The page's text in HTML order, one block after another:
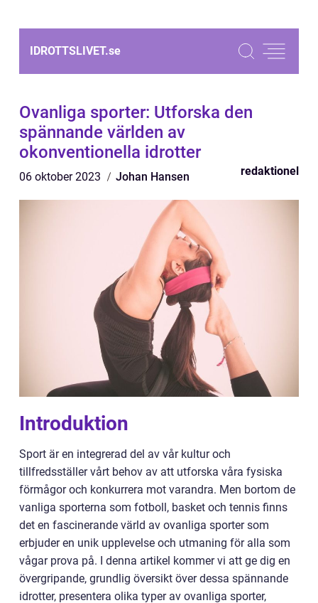
IDROTTSLIVET.se
Ovanliga sporter: Utforska den
spännande världen av
okonventionella idrotter
06 oktober 2023 Johan Hansen redaktionel
Introduktion
Sport är en integrerad del av vår kultur och
tillfredsställer vårt behov av att utforska våra fysiska
förmågor och konkurrera mot varandra. Men bortom de
vanliga sporterna som fotboll, basket och tennis finns
det en fascinerande värld av ovanliga sporter som
erbjuder en unik upplevelse och utmaning för alla som
vågar prova på. I denna artikel kommer vi att ge dig en
övergripande, grundlig översikt över dessa spännande
idrotter, presentera olika typer av ovanliga sporter,